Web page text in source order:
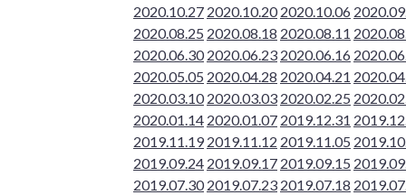
2020.10.27 2020.10.20 2020.10.06
2020.08.25 2020.08.18 2020.08.11
2020.06.30 2020.06.23 2020.06.16
2020.05.05 2020.04.28 2020.04.21
2020.03.10 2020.03.03 2020.02.25
2020.01.14 2020.01.07 2019.12.31
2019.11.19 2019.11.12 2019.11.05
2019.09.24 2019.09.17 2019.09.15
2019.07.30 2019.07.23 2019.07.18